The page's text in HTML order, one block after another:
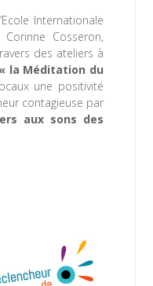
Internationale
Cosseron,
des ateliers à
« la Méditation du
une positivité
contagieuse par
aux sons des